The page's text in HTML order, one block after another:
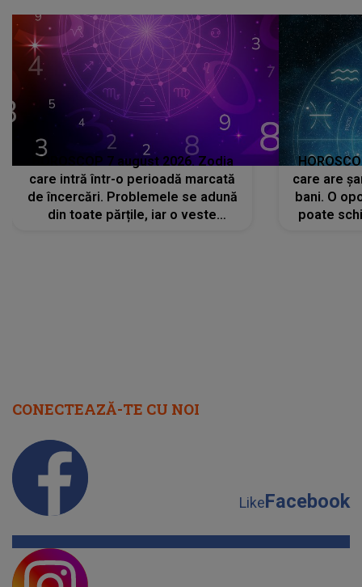
HOROSCOP 7 august 2026. Zodia
care intră într-o perioadă marcată
de încercări. Problemele se adună
din toate părțile, iar o veste
care are
bani. O
poate
CONECTEAZĂ-TE CU NOI
LikeFacebook